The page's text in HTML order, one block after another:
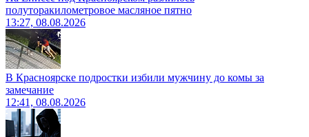
полуторакилометровое масляное пятно
13:27, 08.08.2026
В Красноярске подростки избили мужчину до комы за
замечание
12:41, 08.08.2026